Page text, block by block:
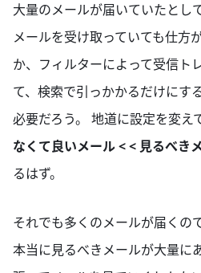
大量のメールが届いていたとし
メールを受け取っていても仕方
か、フィルターによって受信ト
て、検索で引っかかるだけにす
必要だろう。 地道に設定を変え
なくて良いメール < < 見るべきメ
るはず。
それでも多くのメールが届くの
本当に見るべきメールが大量に